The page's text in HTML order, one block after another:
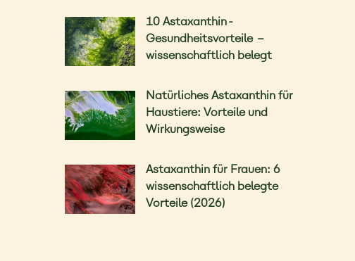
10 Astaxanthin-
Gesundheitsvorteile –
wissenschaftlich belegt
Natürliches Astaxanthin für
Haustiere: Vorteile und
Wirkungsweise
Astaxanthin für Frauen: 6
wissenschaftlich belegte
Vorteile (2026)